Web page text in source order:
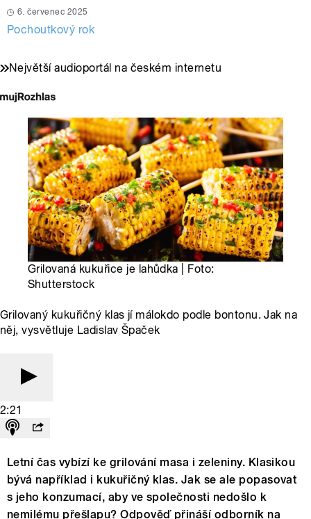
6. červenec 2025
Pochoutkový rok
Největší audioportál na českém internetu
Grilovaná kukuřice je lahůdka | Foto:
Shutterstock
Grilovaný kukuřičný klas jí málokdo podle bontonu. Jak na
něj, vysvětluje Ladislav Špaček
2:21
Letní čas vybízí ke grilování masa i zeleniny. Klasikou
bývá například i kukuřičný klas. Jak se ale popasovat
s jeho konzumací, aby ve společnosti nedošlo k
nemilému přešlapu? Odpověď přináší odborník na